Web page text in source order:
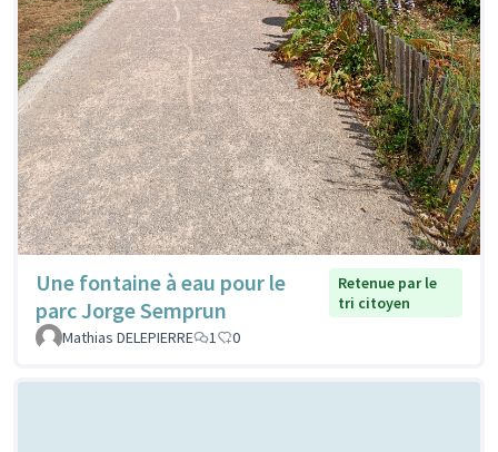
Une fontaine à eau pour le
parc Jorge Semprun
Retenue par le
tri citoyen
Mathias DELEPIERRE
1 0